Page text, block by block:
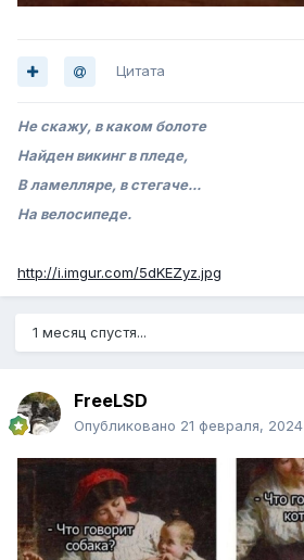
Цитата
Не скажу, в каком болоте
Найден викинг в пледе,
В ламелляре, в стегаче...
На велосипеде.
http://i.imgur.com/5dKEZyz.jpg
1 месяц спустя...
FreeLSD
Опубликовано 21 февраля, 2024